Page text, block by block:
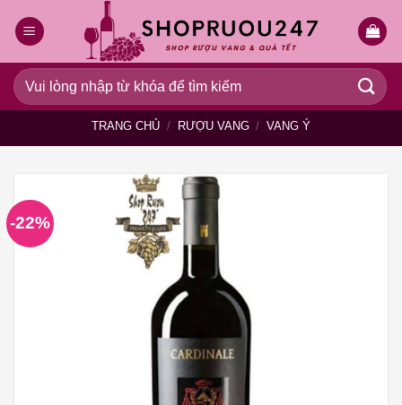
qua
dung
Tìm
kiếm:
TRANG CHỦ / RƯỢU VANG / VANG Ý
-22%